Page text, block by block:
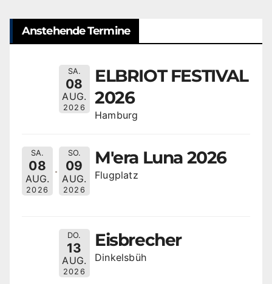
Anstehende Termine
SA.
08
AUG.
2026
ELBRIOT FESTIVAL
2026
Hamburg
SA.
08
AUG.
2026
SO.
09
AUG.
2026
M'era Luna 2026
Flugplatz
DO.
13
AUG.
2026
Eisbrecher
Dinkelsbüh